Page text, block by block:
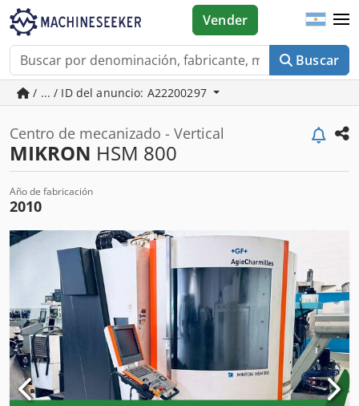
Buscar
Vender
/ ... / ID del anuncio: A22200297
Centro de mecanizado - Vertical
MIKRON HSM 800
Año de fabricación
2010